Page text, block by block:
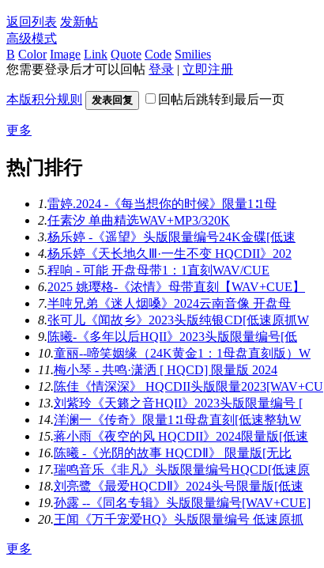
返回列表 发新帖
高级模式
B Color Image Link Quote Code Smilies
您需要登录后才可以回帖 登录 | 立即注册
本版积分规则 发表回复 回帖后跳转到最后一页
更多
热门排行
1.雷婷.2024 -《每当想你的时候》限量1∶1母
2.任素汐 单曲精选WAV+MP3/320K
3.杨乐婷 -《遥望》头版限量编号24K金碟[低速
4.杨乐婷《天长地久Ⅲ·一生不变 HQCDII》202
5.程响 - 可能 开盘母带1：1直刻WAV/CUE
6.2025 姚璎格-《浓情》母带直刻【WAV+CUE】
7.半吨兄弟《迷人烟嗓》2024云南音像 开盘母
8.张可儿《闻故乡》2023头版纯银CD[低速原抓W
9.陈曦-《多年以后HQII》2023头版限量编号[低
10.童丽--啼笑姻缘（24K黄金1：1母盘直刻版）W
11.梅小琴 - 共鸣·潇洒 [ HQCD] 限量版 2024
12.陈佳《情深深》 HQCDII头版限量2023[WAV+CU
13.刘紫玲《天籁之音HQII》2023头版限量编号 [
14.洋澜一《传奇》限量1∶1母盘直刻[低速整轨W
15.蒋小雨《夜空的风 HQCDII》2024限量版[低速
16.陈曦 -《光阴的故事 HQCDⅡ》 限量版[无比
17.瑞鸣音乐《非凡》头版限量编号HQCD[低速原
18.刘亮鹭《最爱HQCDⅡ》2024头号限量版[低速
19.孙露 --《同名专辑》头版限量编号[WAV+CUE]
20.王闻《万千宠爱HQ》头版限量编号 低速原抓
更多